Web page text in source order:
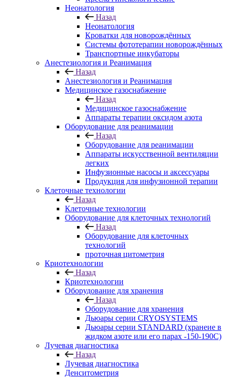
Неонатология
Назад
Неонатология
Кроватки для новорождённых
Системы фототерапии новорождённых
Транспортные инкубаторы
Анестезиология и Реанимация
Назад
Анестезиология и Реанимация
Медицинское газоснабжение
Назад
Медицинское газоснабжение
Аппараты терапии оксидом азота
Оборудование для реанимации
Назад
Оборудование для реанимации
Аппараты искусственной вентиляции
легких
Инфузионные насосы и аксессуары
Продукция для инфузионной терапии
Клеточные технологии
Назад
Клеточные технологии
Оборудование для клеточных технологий
Назад
Оборудование для клеточных
технологий
проточная цитометрия
Криотехнологии
Назад
Криотехнологии
Оборудование для хранения
Назад
Оборудование для хранения
Дьюары серии CRYOSYSTEMS
Дьюары серии STANDARD (хранеие в
жидком азоте или его парах -150-190С)
Лучевая диагностика
Назад
Лучевая диагностика
Денситометрия